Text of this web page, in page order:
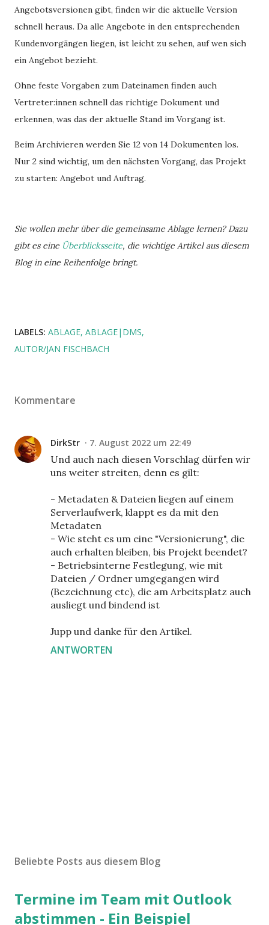
Angebotsversionen gibt, finden wir die aktuelle Version
schnell heraus. Da alle Angebote in den entsprechenden
Kundenvorgängen liegen, ist leicht zu sehen, auf wen sich
ein Angebot bezieht.
Ohne feste Vorgaben zum Dateinamen finden auch
Vertreter:innen schnell das richtige Dokument und
erkennen, was das der aktuelle Stand im Vorgang ist.
Beim Archivieren werden Sie 12 von 14 Dokumenten los.
Nur 2 sind wichtig, um den nächsten Vorgang, das Projekt
zu starten: Angebot und Auftrag.
Sie wollen mehr über die gemeinsame Ablage lernen? Dazu
gibt es eine Überblicksseite, die wichtige Artikel aus diesem
Blog in eine Reihenfolge bringt.
LABELS: ABLAGE ABLAGE|DMS
AUTOR/JAN FISCHBACH
Kommentare
DirkStr 7. August 2022 um 22:49
Und auch nach diesen Vorschlag dürfen wir
uns weiter streiten, denn es gilt:
- Metadaten & Dateien liegen auf einem
Serverlaufwerk, klappt es da mit den
Metadaten
- Wie steht es um eine "Versionierung", die
auch erhalten bleiben, bis Projekt beendet?
- Betriebsinterne Festlegung, wie mit
Dateien / Ordner umgegangen wird
(Bezeichnung etc), die am Arbeitsplatz auch
ausliegt und bindend ist
Jupp und danke für den Artikel.
ANTWORTEN
m
n
Beliebte Posts aus diesem Blog
Termine im Team mit Outlook
abstimmen - Ein Beispiel